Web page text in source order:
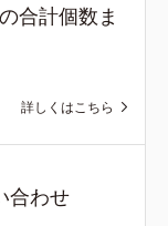
合計個数ま
詳しくはこちら
合わせ